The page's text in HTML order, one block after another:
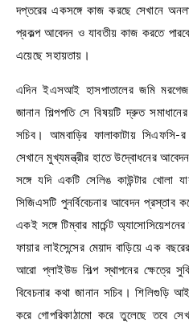
দপ্তরের একসঙ্গে কাজ করছে সেখানে
প্রকল্প আবেদন ও যাবতীয় কাজ করতে
এয়েছে সহায়তায়।
এদিন ইএসআই হাসপাতালের জমি
জানান শিল্পপতি সে বিষয়টি দ্রুত
সচিব। আমবাড়ির ফালাকাটায় সিএফসি-
সেখানে মুখ্যমন্ত্রীর হাতে উদ্বোধনের
সঙ্গে যদি একটি সেলিঙ কাউন্টার খোলা
সিজিএসটি পুনর্বিবেচনার আবেদন প্রস্তাব
একই সঙ্গে টিম্বার মার্চেন্ট
ফায়ার লাইসেন্সের মেয়াদ বাড়িয়ে এক
আরো প্লাইউড শিল্প স্থাপনের ক্ষেত্রে
বিবেচনার কথা জানান সচিব। শিলিগুড়ি
করে গোপরিকাঠামো করে তুলেছে তবে